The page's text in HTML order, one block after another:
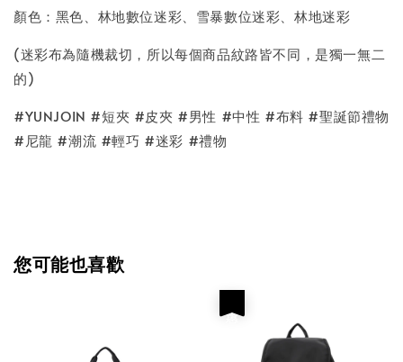
顏色：黑色、林地數位迷彩、雪暴數位迷彩、林地迷彩
(迷彩布為隨機裁切，所以每個商品紋路皆不同，是獨一無二
的)
#YUNJOIN #短夾 #皮夾 #男性 #中性 #布料 #聖誕節禮物
#尼龍 #潮流 #輕巧 #迷彩 #禮物
您可能也喜歡